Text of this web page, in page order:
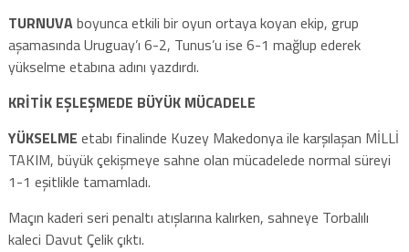
TURNUVAboyunca etkili bir oyun ortaya koyan ekip, grup
aşamasında Uruguay’ı 6-2, Tunus’u ise 6-1 mağlup ederek
yükselme etabına adını yazdırdı.
KRİTİK EŞLEŞMEDE BÜYÜK MÜCADELE
YÜKSELME etabı finalinde Kuzey Makedonya ile karşılaşan MİLLİ
TAKIM, büyük çekişmeye sahne olan mücadelede normal süreyi
1-1 eşitlikle tamamladı.
Maçın kaderi seri penaltı atışlarına kalırken, sahneye Torbalılı
kaleci Davut Çelik çıktı.